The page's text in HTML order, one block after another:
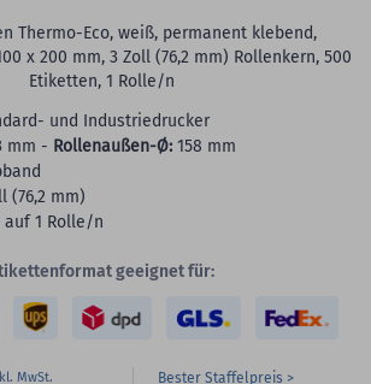
Thermo-Eco, weiß, permanent klebend,
x 200 mm, 3 Zoll (76,2 mm) Rollenkern, 500
Etiketten, 1 Rolle/n
und Industriedrucker
mm - Rollenaußen-Ø: 158 mm
(76,2 mm)
1 Rolle/n
geeignet für:
Bester Staffelpreis